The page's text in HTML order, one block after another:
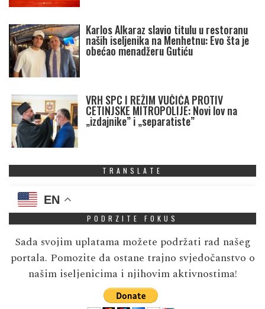
Karlos Alkaraz slavio titulu u restoranu
naših iseljenika na Menhetnu: Evo šta je
obećao menadžeru Gutiću
VRH SPC I REŽIM VUČIĆA PROTIV
CETINJSKE MITROPOLIJE: Novi lov na
„izdajnike” i „separatiste”
TRANSLATE
EN
PODRZITE FOKUS
Sada svojim uplatama možete podržati rad našeg
portala. Pomozite da ostane trajno svjedočanstvo o
našim iseljenicima i njihovim aktivnostima!